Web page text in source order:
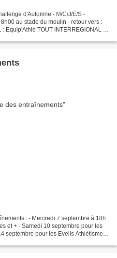
d'Automne - M/C/J/E/S -
au stade du moulin - retour vers :
Equip'Athlé TOUT INTERREGIONAL à
: - Mercredi 7 septembre à 18h
et + - Samedi 10 septembre pour les
septembre pour les Eveils Athlétisme